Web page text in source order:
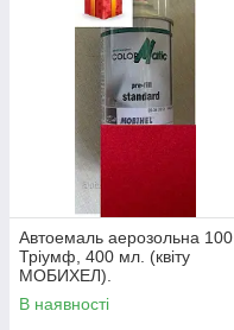
Автоемаль аерозольна 100
Тріумф, 400 мл. (квіту
МОБИХЕЛ).
В наявності